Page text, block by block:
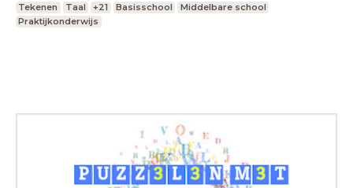
Tekenen Taal +21 Basisschool
Middelbare school
Praktijkonderwijs